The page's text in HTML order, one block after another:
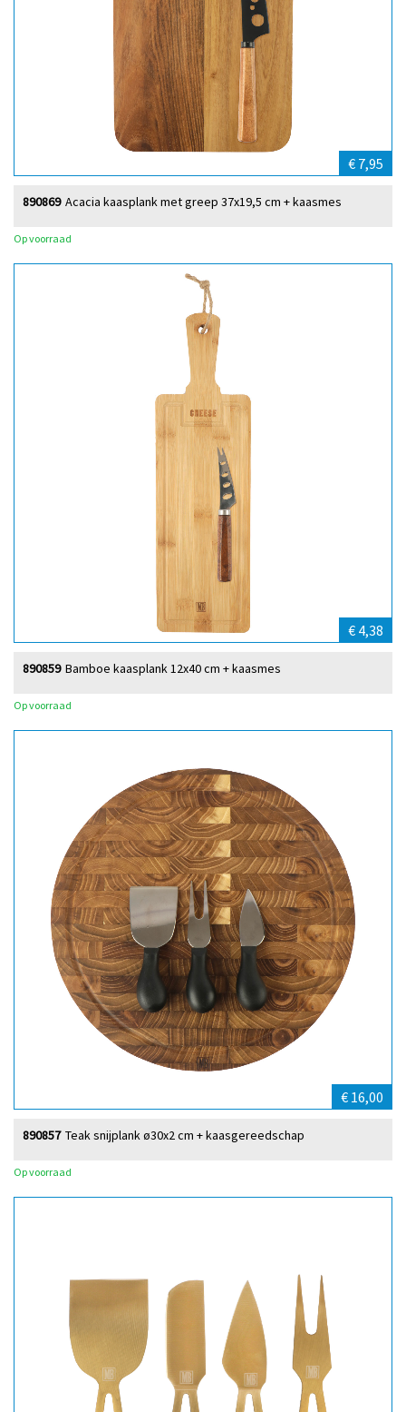
€ 7,95
Acacia kaasplank met greep 37x19,5 cm + kaasmes
890869
Op voorraad
€ 4,38
Bamboe kaasplank 12x40 cm + kaasmes
890859
Op voorraad
€ 16,00
Teak snijplank ø30x2 cm + kaasgereedschap
890857
Op voorraad